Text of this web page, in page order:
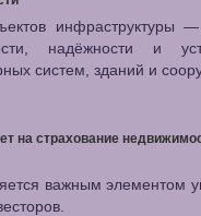
инфраструктуры
надёжности и
систем, зданий и
на страхование
важным элементом